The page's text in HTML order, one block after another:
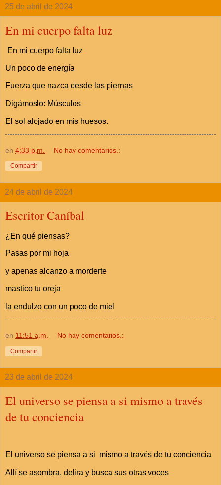
25 de abril de 2024
En mi cuerpo falta luz
En mi cuerpo falta luz
Un poco de energía
Fuerza que nazca desde las piernas
Digámoslo: Músculos
El sol alojado en mis huesos.
en 4:33 p.m. No hay comentarios.:
Compartir
24 de abril de 2024
Escritor Caníbal
¿En qué piensas?
Pasas por mi hoja
y apenas alcanzo a morderte
mastico tu oreja
la endulzo con un poco de miel
en 11:51 a.m. No hay comentarios.:
Compartir
23 de abril de 2024
El universo se piensa a si mismo a través
de tu conciencia
El universo se piensa a si mismo a través de tu conciencia
Allí se asombra, delira y busca sus otras voces